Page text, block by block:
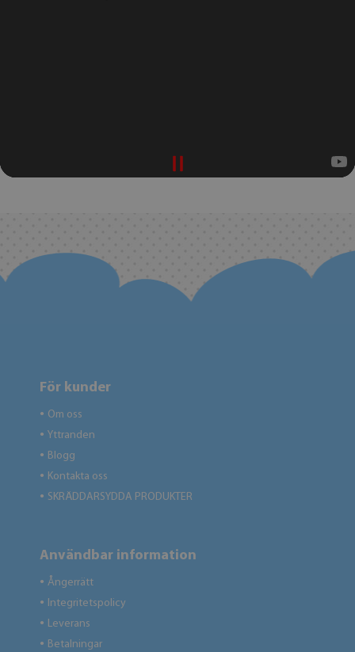
För kunder
● Om oss
● Yttranden
● Blogg
● Kontakta oss
● SKRÄDDARSYDDA PRODUKTER
Användbar information
● Ångerrätt
● Integritetspolicy
● Leverans
● Betalningar